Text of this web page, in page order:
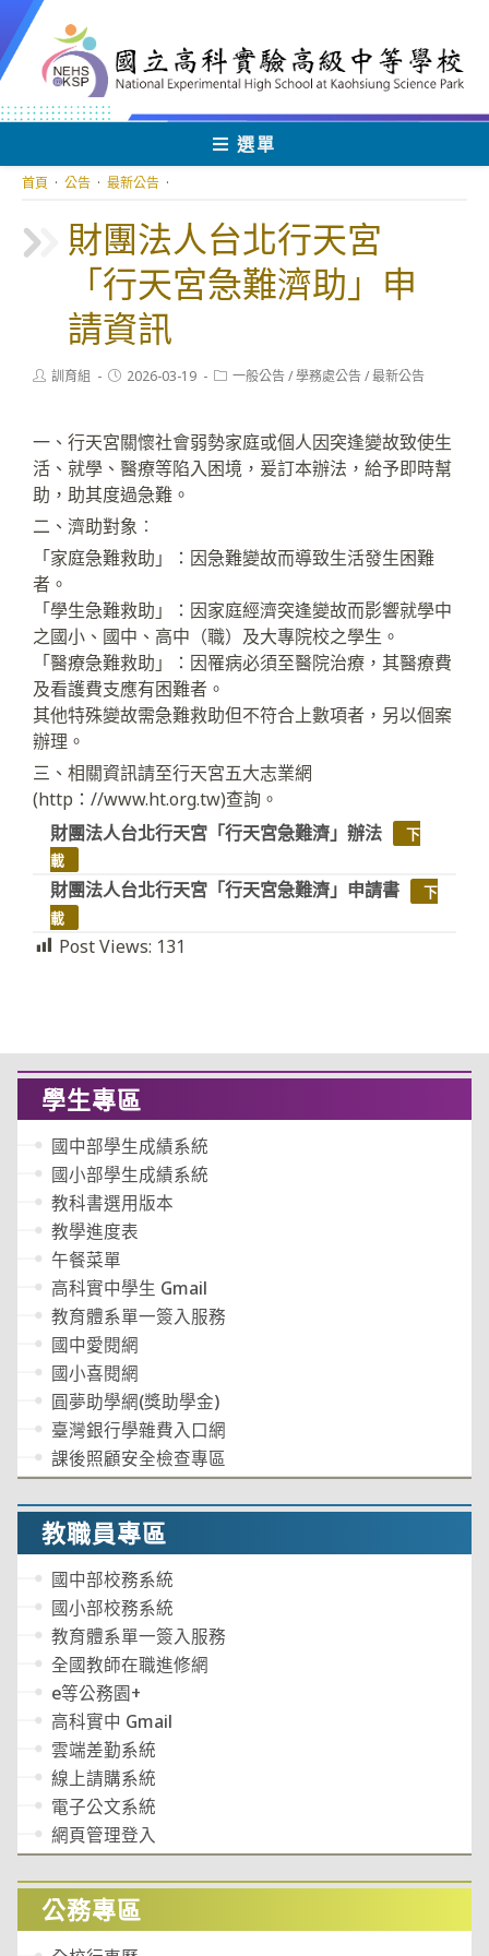
轉
至
要
容
選單
財團法人台北行天宮
「行天宮急難濟助」申
請資訊
首頁 · 公告 · 最新公告 ·
Post訓育組
Post2026-03-19
Post一般公告/學務處公告/最新公告
一、行天宮關懷社會弱勢家庭或個人因突逢變故致使生
活、就學、醫療等陷入困境，爰訂本辦法，給予即時幫
助，助其度過急難。
二、濟助對象︰
「家庭急難救助」：因急難變故而導致生活發生困難
者。
「學生急難救助」：因家庭經濟突逢變故而影響就學中
之國小、國中、高中（職）及大專院校之學生。
「醫療急難救助」：因罹病必須至醫院治療，其醫療費
及看護費支應有困難者。
其他特殊變故需急難救助但不符合上數項者，另以個案
辦理。
三、相關資訊請至行天宮五大志業網
(http：//www.ht.org.tw)查詢。
財團法人台北行天宮「行天宮急難濟」辦法
下
載
財團法人台北行天宮「行天宮急難濟」申請書
下
載
Post Views: 131
學生專區
國中部學生成績系統
國小部學生成績系統
教科書選用版本
教學進度表
午餐菜單
高科實中學生 Gmail
教育體系單一簽入服務
國中愛閱網
國小喜閱網
圓夢助學網(獎助學金)
臺灣銀行學雜費入口網
課後照顧安全檢查專區
教職員專區
國中部校務系統
國小部校務系統
教育體系單一簽入服務
全國教師在職進修網
e等公務園+
高科實中 Gmail
雲端差勤系統
線上請購系統
電子公文系統
網頁管理登入
公務專區